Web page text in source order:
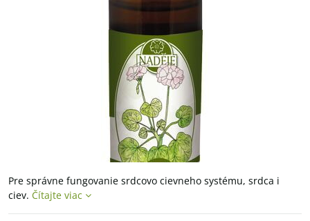
Pre správne fungovanie srdcovo cievneho systému, srdca i
ciev. Čítajte viac